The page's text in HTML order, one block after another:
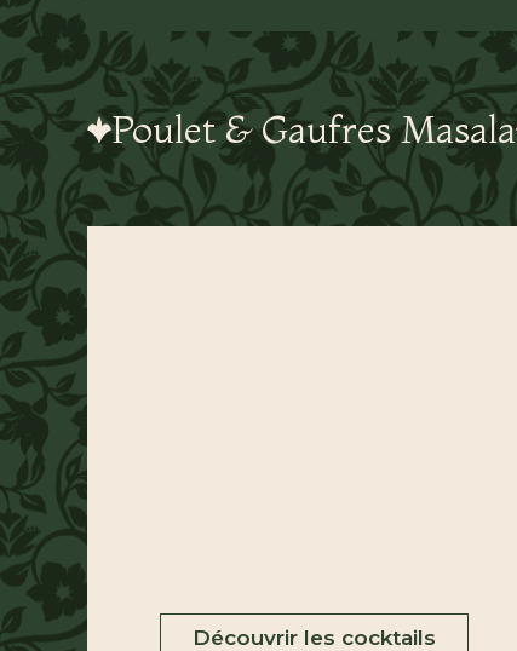
Poulet & Gaufres Masala
Découvrir les cocktails